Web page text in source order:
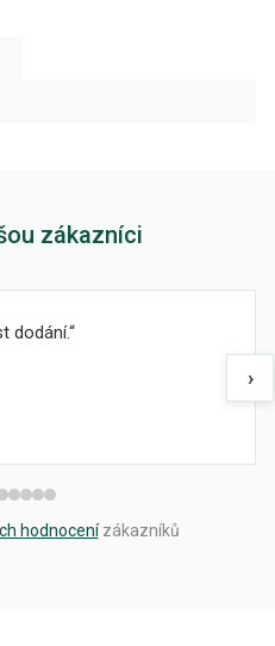
zákazníci
dodání.
›
hodnocenízákazníků